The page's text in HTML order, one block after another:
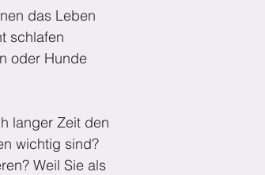
das Leben
schlafen
oder Hunde
langer Zeit den
wichtig sind?
Weil Sie als